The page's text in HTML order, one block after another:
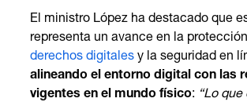
El ministro López ha destacado que
representa un avance en la
derechos digitalesy la seguridad en
alineando el entorno digital con las
vigentes en el mundo físico: “Lo